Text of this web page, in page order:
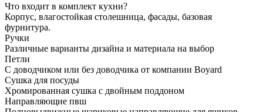
Что входит в комплект кухни?
Корпус, влагостойкая столешница, фасады, базовая
фурнитура.
Ручки
Различные варианты дизайна и материала на выбор
Петли
С доводчиком или без доводчика от компании Boyard
Сушка для посуды
Хромированная сушка с двойным поддоном
Направляющие пвш